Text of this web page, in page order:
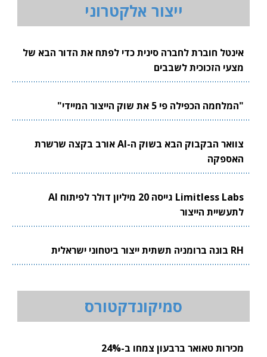
ייצור אלקטרוני
אינטל חוברת לחברה סינית כדי לפתח את הדור הבא של
מצעי הזכוכית לשבבים
"המלחמה הכפילה פי 5 את שוק הייצור המיידי"
צוואר הבקבוק הבא בשוק ה-AI אורב בקצה שרשרת
האספקה
Limitless Labs גייסה 20 מיליון דולר לפיתוח AI
לתעשיית הייצור
RH בונה ברומניה תשתית ייצור ביטחוני ישראלית
סמיקונדקטורס
מכירות טאואר ברבעון צמחו ב-24%